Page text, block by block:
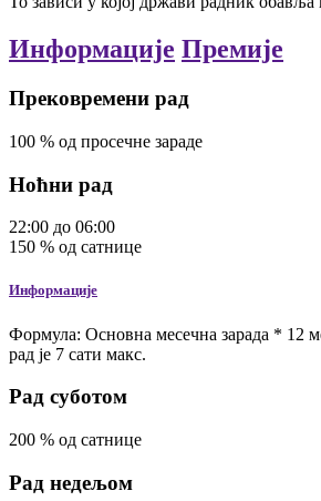
Информације Премије
Прековремени рад
100 % од просечне зараде
Ноћни рад
22:00 до 06:00
150 % од сатнице
Информације
Формула: Основна месечна зарада * 12
рад је 7 сати макс.
Рад суботом
200 % од сатнице
Рад недељом